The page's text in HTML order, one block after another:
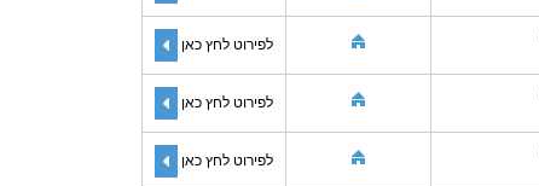
לפירוט לחץ כאן
לפירוט לחץ כאן
לפירוט לחץ כאן